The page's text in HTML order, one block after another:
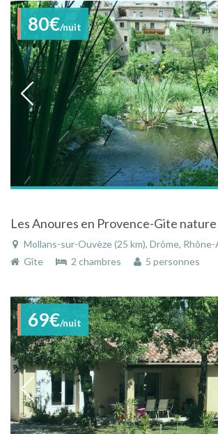
80€/nuit
Mollans-sur-Ouvèze (25 km), Drôme, Rhône-Alpes,
Gîte
2 chambres 5 personnes
69€/nuit